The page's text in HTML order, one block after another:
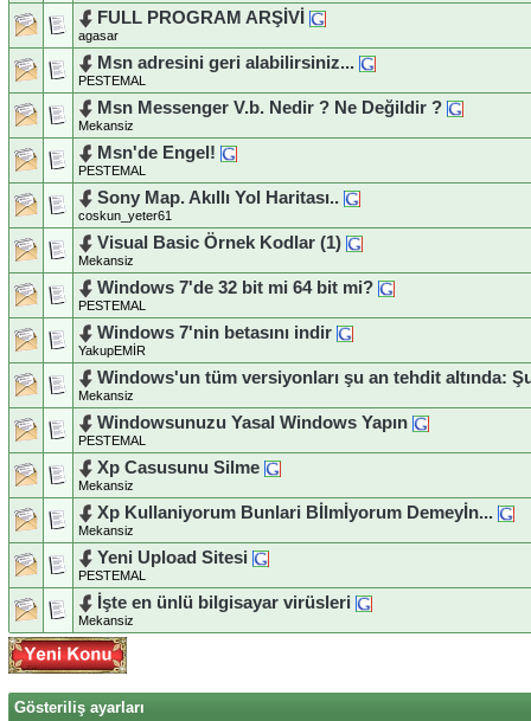
FULL PROGRAM ARŞİVİ
agasar
Msn adresini geri alabilirsiniz...
PESTEMAL
Msn Messenger V.b. Nedir ? Ne Değildir ?
Mekansiz
Msn'de Engel!
PESTEMAL
Sony Map. Akıllı Yol Haritası..
coskun_yeter61
Visual Basic Örnek Kodlar (1)
Mekansiz
Windows 7'de 32 bit mi 64 bit mi?
PESTEMAL
Windows 7'nin betasını indir
YakupEMİR
Windows'un tüm versiyonları şu an tehdit altında:
Mekansiz
Windowsunuzu Yasal Windows Yapın
PESTEMAL
Xp Casusunu Silme
Mekansiz
Xp Kullaniyorum Bunlari Bİlmİyorum Demeyİn...
Mekansiz
Yeni Upload Sitesi
PESTEMAL
İşte en ünlü bilgisayar virüsleri
Mekansiz
Gösteriliş ayarları